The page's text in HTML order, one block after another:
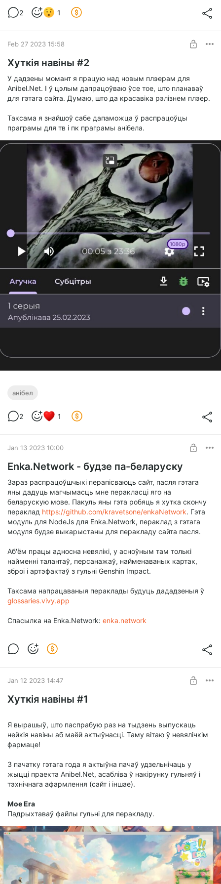
2 1
Feb 27 2023 15:58
Хуткія навіны #2
У дадзены момант я працую над новым плэерам для
Anibel.Net. І ў цэлым дапрацоўваю ўсе тое, што планаваў
для гэтага сайта. Думаю, што да красавіка рэлізнем плэер.
Таксама я знайшоў сабе дапаможца ў распрацоўцы
праграмы для тв і пк праграмы анібела.
анібел
2 1
Jan 13 2023 10:00
Enka.Network - будзе па-беларуску
Зараз распрацоўшчыкі перапісваюць сайт, пасля гэтага
яны дадуць магчымасць мне перакласці яго на
беларускую мове. Пакуль яны гэта робяць я хутка скончу
пераклад https://github.com/kravetsone/enkaNetwork. Гэта
модуль для NodeJs для Enka.Network, пераклад з гэтага
модуля будзе выкарыстаны для перакладу сайта пасля.
Аб'ём працы адносна невялікі, у асноўным там толькі
найменні талантаў, персанажаў, найменаваных картак,
зброі і артэфактаў з гульні Genshin Impact.
Таксама напрацаваныя пераклады будуць дададзеныя ў
glossaries.vivy.app
Спасылка на Enka.Network: enka.network
Jan 12 2023 14:47
Хуткія навіны #1
Я вырашыў, што паспрабую раз на тыдзень выпускаць
нейкія навіны аб маёй актыўнасці. Таму вітаю ў невялічкім
фармаце!
З пачатку гэтага года я актыўна пачаў удзельнічаць у
жыцці праекта Anibel.Net, асабліва ў накірунку гульняў і
тэхнічнага афармлення (сайт і іншае).
Moe Era
Падрыхтаваў файлы гульні для перакладу.